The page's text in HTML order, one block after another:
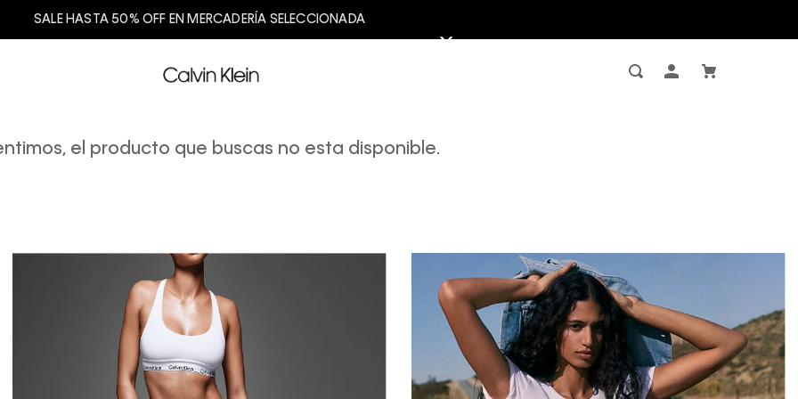
SALE HASTA 50% OFF EN MERCADERÍA SELECCIONADA
el producto que buscas no esta disponible.